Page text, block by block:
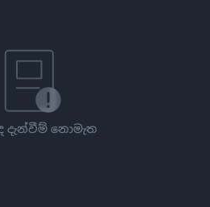
දැන්වීම් නොමැත